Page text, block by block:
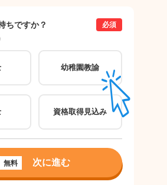
ちですか？ 必須
幼稚園教諭
資格取得見込み
無料 次に進む